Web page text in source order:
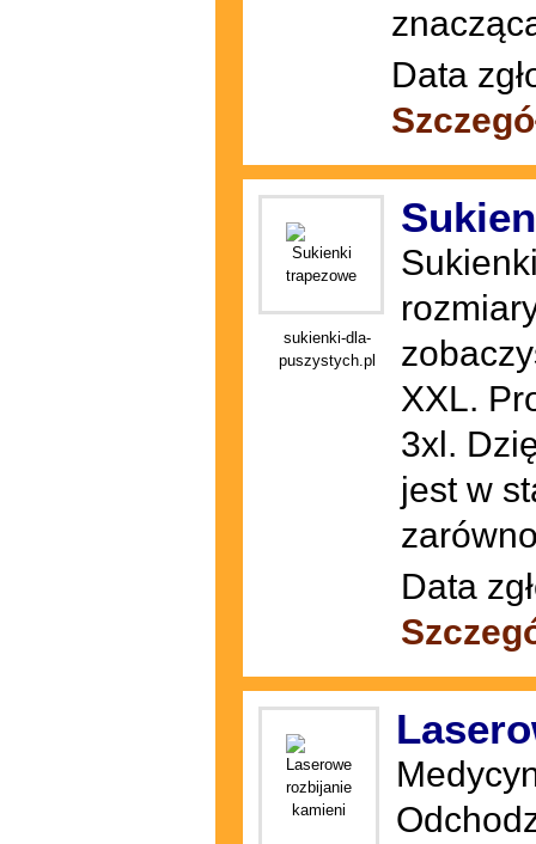
Data
sukienki-dla-
puszystych.pl
XXL.
3xl.
jest w
Data